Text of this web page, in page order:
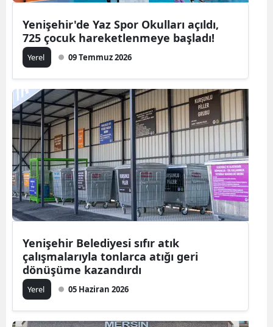
Yenişehir'de Yaz Spor Okulları açıldı,
725 çocuk hareketlenmeye başladı!
Yerel 09 Temmuz 2026
Yenişehir Belediyesi sıfır atık
çalışmalarıyla tonlarca atığı geri
dönüşüme kazandırdı
Yerel 05 Haziran 2026